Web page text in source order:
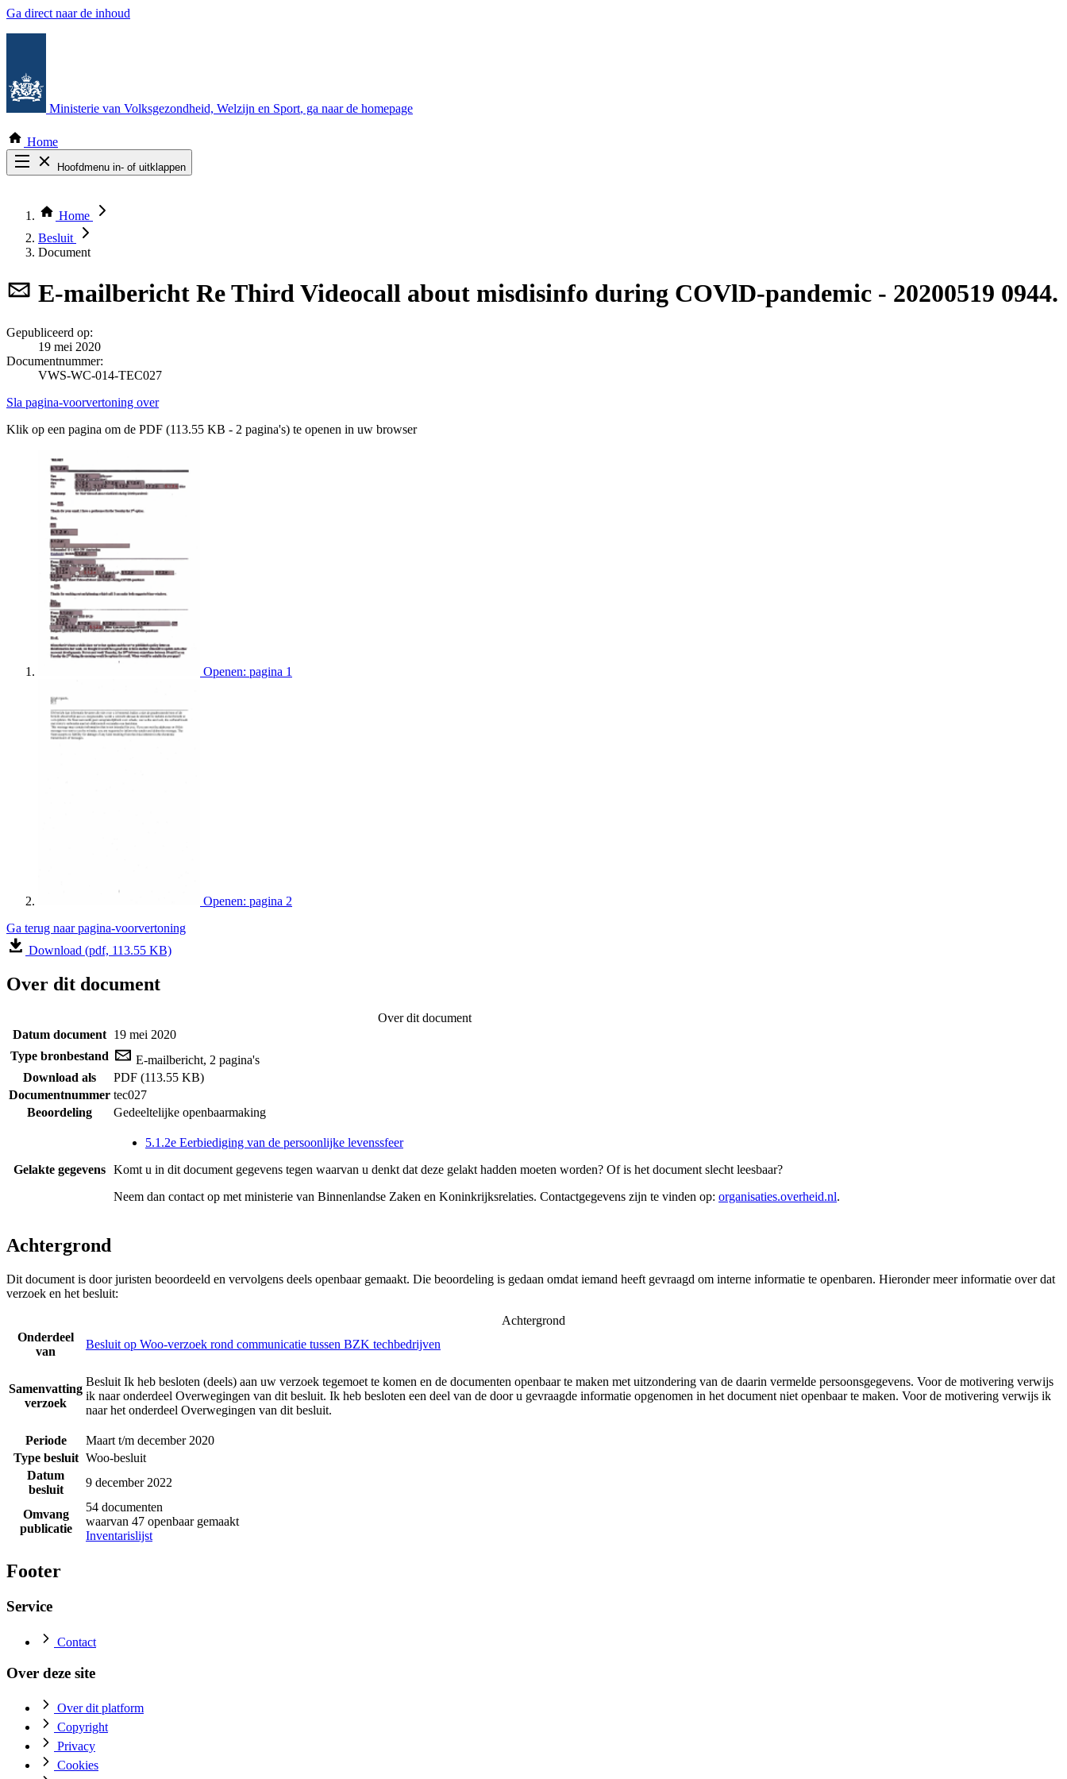
Ga direct naar de inhoud
Ministerie van Volksgezondheid, Welzijn en Sport, ga naar de homepage
Home
Hoofdmenu in- of uitklappen
Thema COVID-19
Bekijk per bestuursorgaan
Home
Besluit
Document
E-mailbericht Re Third Videocall about misdisinfo during COVlD-pandemic - 20200519 0944.
Gepubliceerd op:
19 mei 2020
Documentnummer:
VWS-WC-014-TEC027
Sla pagina-voorvertoning over
Klik op een pagina om de PDF (113.55 KB - 2 pagina's) te openen in uw browser
Openen: pagina 1
Openen: pagina 2
Ga terug naar pagina-voorvertoning
Download (pdf, 113.55 KB)
Over dit document
Over dit document
Datum document 19 mei 2020
Type bronbestand
E-mailbericht, 2 pagina's
Download als
PDF (113.55 KB)
Documentnummer tec027
Beoordeling
Gedeeltelijke openbaarmaking
Gelakte gegevens
5.1.2e Eerbiediging van de persoonlijke levenssfeer
Komt u in dit document gegevens tegen waarvan u denkt dat deze gelakt hadden moeten worden? Of is het document slecht leesbaar?
Neem dan contact op met ministerie van Binnenlandse Zaken en Koninkrijksrelaties. Contactgegevens zijn te vinden op: organisaties.overheid.nl.
Achtergrond
Dit document is door juristen beoordeeld en vervolgens deels openbaar gemaakt. Die beoordeling is gedaan omdat iemand heeft gevraagd om interne informatie te openbaren. Hieronder meer informatie over dat
verzoek en het besluit:
Achtergrond
Onderdeel
van
Besluit op Woo-verzoek rond communicatie tussen BZK techbedrijven
Samenvatting
verzoek
Besluit Ik heb besloten (deels) aan uw verzoek tegemoet te komen en de documenten openbaar te maken met uitzondering van de daarin vermelde persoonsgegevens. Voor de motivering verwijs
ik naar onderdeel Overwegingen van dit besluit. Ik heb besloten een deel van de door u gevraagde informatie opgenomen in het document niet openbaar te maken. Voor de motivering verwijs ik
naar het onderdeel Overwegingen van dit besluit.
Periode
Maart t/m december 2020
Type besluit Woo-besluit
Datum
besluit
9 december 2022
Omvang
publicatie
54 documenten
waarvan 47 openbaar gemaakt
Inventarislijst
Footer
Service
Contact
Over deze site
Over dit platform
Copyright
Privacy
Cookies